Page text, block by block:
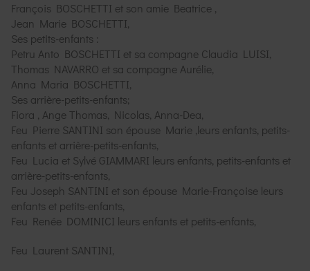
François BOSCHETTI et son amie Beatrice ,
Jean Marie BOSCHETTI,
Ses petits-enfants :
Petru Anto BOSCHETTI et sa compagne Claudia LUISI,
Thomas NAVARRO et sa compagne Aurélie,
Anna Maria BOSCHETTI,
Ses arrière-petits-enfants;
Fiora , Ange Thomas, Nicolas, Anna-Dea,
Feu Pierre SANTINI son épouse Marie ,leurs enfants, petits-
enfants et arrière-petits-enfants,
Feu Lucia et Sylvé GIAMMARI leurs enfants, petits-enfants et
arrière-petits-enfants,
Feu Joseph SANTINI et son épouse Marie-Françoise leurs
enfants et petits-enfants,
Feu Renée DOMINICI leurs enfants et petits-enfants,
Feu Laurent SANTINI,